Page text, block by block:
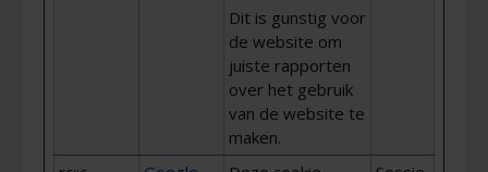
Dit is gunstig voor
de website om
juiste rapporten
over het gebruik
van de website te
maken.